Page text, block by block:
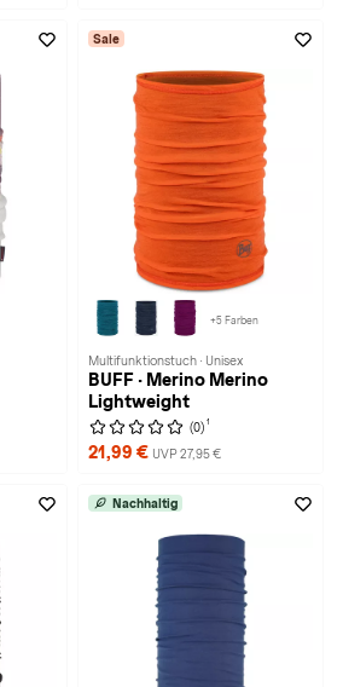
Sale
+5 Farben
Multifunktionstuch · Unisex
BUFF · Merino Merino
Lightweight
(0) 1
21,99 € UVP 27,95 €
Nachhaltig